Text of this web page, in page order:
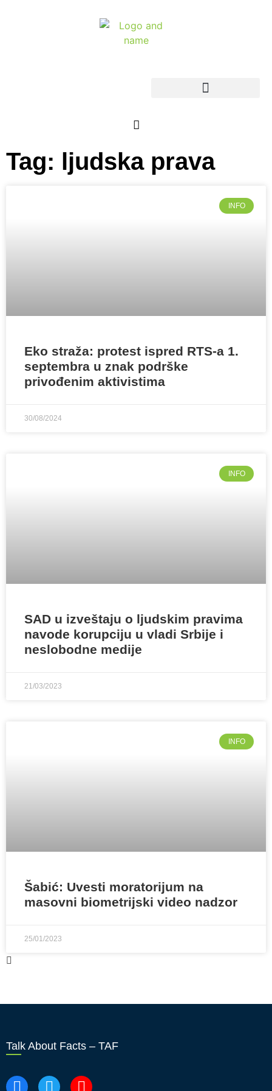
Tag: ljudska prava
INFO
Eko straža: protest ispred RTS-a 1.
septembra u znak podrške
privođenim aktivistima
30/08/2024
INFO
SAD u izveštaju o ljudskim pravima
navode korupciju u vladi Srbije i
neslobodne medije
21/03/2023
INFO
Šabić: Uvesti moratorijum na
masovni biometrijski video nadzor
25/01/2023
Talk About Facts – TAF